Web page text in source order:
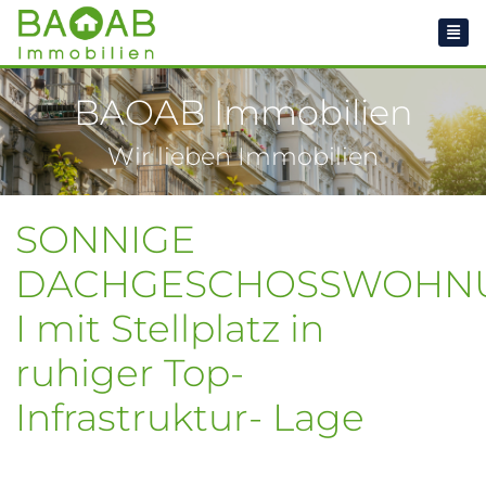
BAOAB Immobilien
Wir lieben Immobilien
SONNIGE
I mit Stellplatz in
ruhiger Top-
Infrastruktur- Lage